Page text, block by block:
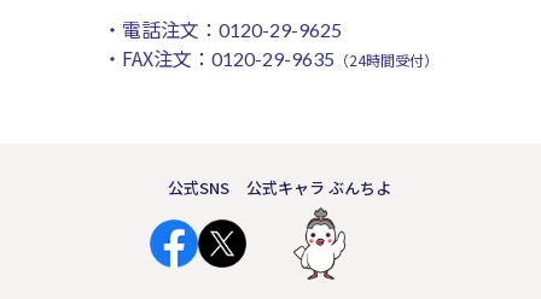
・電話注文： 0120-29-9625
・FAX注文： 0120-29-9635 （24時間受付）
公式SNS 公式キャラ ぶんちよ